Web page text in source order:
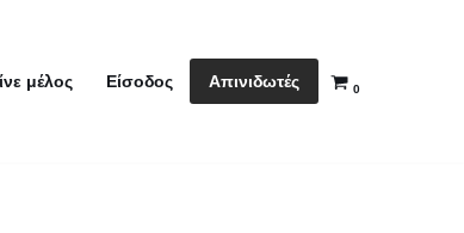
μέλος Είσοδος Απινιδωτές 0